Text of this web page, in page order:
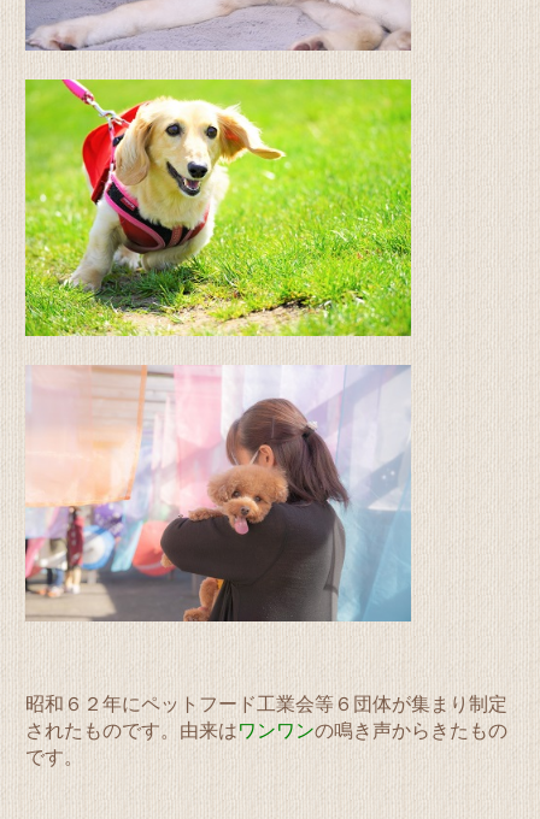
昭和６２年にペットフード工業会等６団体が集まり制定
されたものです。由来はワンワンの鳴き声からきたもの
です。